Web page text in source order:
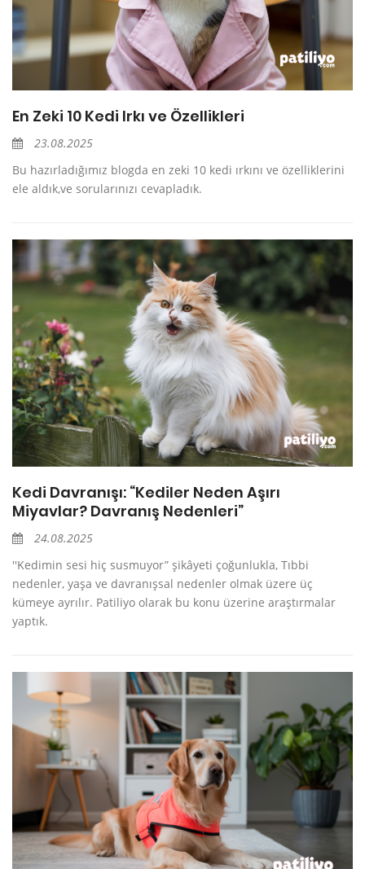
En Zeki 10 Kedi Irkı ve Özellikleri
23.08.2025
Bu hazırladığımız blogda en zeki 10 kedi ırkını ve özelliklerini
ele aldık,ve sorularınızı cevapladık.
Kedi Davranışı: “Kediler Neden Aşırı
Miyavlar? Davranış Nedenleri”
24.08.2025
''Kedimin sesi hiç susmuyor” şikâyeti çoğunlukla, Tıbbi
nedenler, yaşa ve davranışsal nedenler olmak üzere üç
kümeye ayrılır. Patiliyo olarak bu konu üzerine araştırmalar
yaptık.